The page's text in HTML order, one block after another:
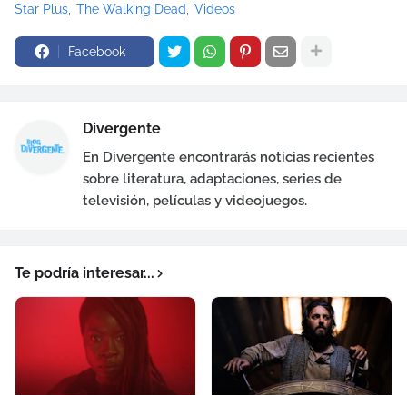
Star Plus The Walking Dead Videos
Facebook
Divergente
En Divergente encontrarás noticias recientes
sobre literatura, adaptaciones, series de
televisión, películas y videojuegos.
Te podría interesar...